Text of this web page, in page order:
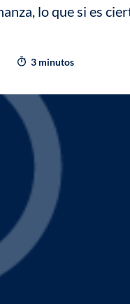
lo que si es
3 minutos